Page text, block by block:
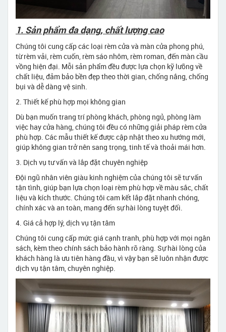
1. Sản phẩm đa dạng, chất lượng cao
Chúng tôi cung cấp các loại rèm cửa và màn cửa phong phú,
từ rèm vải, rèm cuốn, rèm sáo nhôm, rèm roman, đến màn cầu
vồng hiện đại. Mỗi sản phẩm đều được lựa chọn kỹ lưỡng về
chất liệu, đảm bảo bền đẹp theo thời gian, chống nắng, chống
bụi và dễ dàng vệ sinh.
2. Thiết kế phù hợp mọi không gian
Dù bạn muốn trang trí phòng khách, phòng ngủ, phòng làm
việc hay cửa hàng, chúng tôi đều có những giải pháp rèm cửa
phù hợp. Các mẫu thiết kế được cập nhật theo xu hướng mới,
giúp không gian trở nên sang trọng, tinh tế và thoải mái hơn.
3. Dịch vụ tư vấn và lắp đặt chuyên nghiệp
Đội ngũ nhân viên giàu kinh nghiệm của chúng tôi sẽ tư vấn
tận tình, giúp bạn lựa chọn loại rèm phù hợp về màu sắc, chất
liệu và kích thước. Chúng tôi cam kết lắp đặt nhanh chóng,
chính xác và an toàn, mang đến sự hài lòng tuyệt đối.
4. Giá cả hợp lý, dịch vụ tận tâm
Chúng tôi cung cấp mức giá cạnh tranh, phù hợp với mọi ngân
sách, kèm theo chính sách bảo hành rõ ràng. Sự hài lòng của
khách hàng là ưu tiên hàng đầu, vì vậy bạn sẽ luôn nhận được
dịch vụ tận tâm, chuyên nghiệp.